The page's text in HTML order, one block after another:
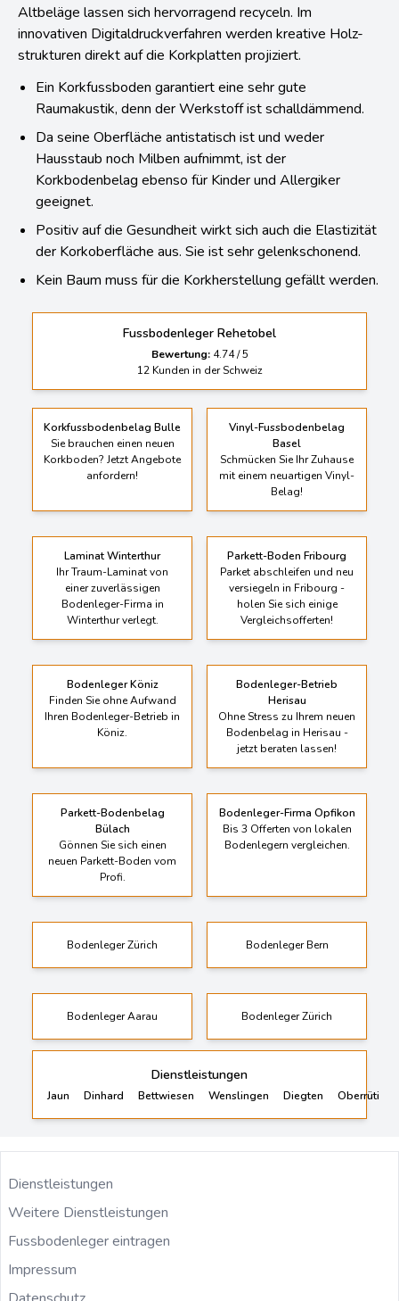
Altbeläge lassen sich hervorragend recyceln. Im
innovativen Digitaldruckverfahren werden kreative Holz-
strukturen direkt auf die Korkplatten projiziert.
Ein Korkfussboden garantiert eine sehr gute
Raumakustik, denn der Werkstoff ist schalldämmend.
Da seine Oberfläche antistatisch ist und weder
Hausstaub noch Milben aufnimmt, ist der
Korkbodenbelag ebenso für Kinder und Allergiker
geeignet.
Positiv auf die Gesundheit wirkt sich auch die Elastizität
der Korkoberfläche aus. Sie ist sehr gelenkschonend.
Kein Baum muss für die Korkherstellung gefällt werden.
Fussbodenleger Rehetobel
Bewertung: 4.74/5
12Kunden in der Schweiz
Korkfussbodenbelag Bulle
Sie brauchen einen neuen
Korkboden? Jetzt Angebote
anfordern!
Vinyl-Fussbodenbelag
Basel
Schmücken Sie Ihr Zuhause
mit einem neuartigen Vinyl-
Belag!
Laminat Winterthur
Ihr Traum-Laminat von
einer zuverlässigen
Bodenleger-Firma in
Winterthur verlegt.
Parkett-Boden Fribourg
Parket abschleifen und neu
versiegeln in Fribourg -
holen Sie sich einige
Vergleichsofferten!
Bodenleger Köniz
Finden Sie ohne Aufwand
Ihren Bodenleger-Betrieb in
Köniz.
Bodenleger-Betrieb
Herisau
Ohne Stress zu Ihrem neuen
Bodenbelag in Herisau -
jetzt beraten lassen!
Parkett-Bodenbelag
Bülach
Gönnen Sie sich einen
neuen Parkett-Boden vom
Profi.
Bodenleger-Firma Opfikon
Bis 3 Offerten von lokalen
Bodenlegern vergleichen.
Bodenleger Zürich Bodenleger Bern
Bodenleger Aarau Bodenleger Zürich
Dienstleistungen
Jaun Dinhard Bettwiesen Wenslingen Diegten Oberrüti
Dienstleistungen
Weitere Dienstleistungen
Fussbodenleger eintragen
Impressum